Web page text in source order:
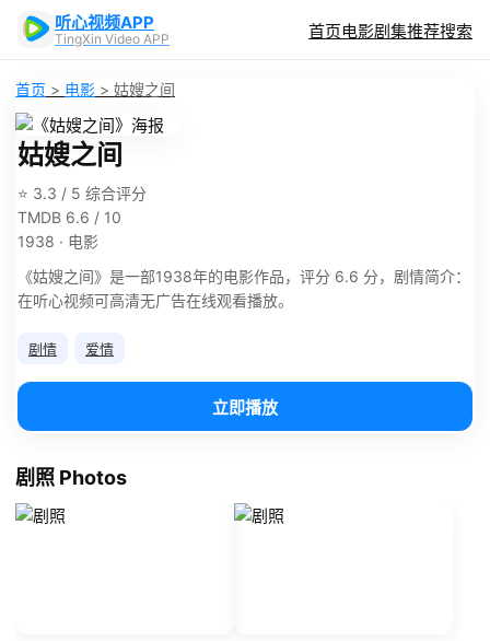
听心视频APP
TingXin Video APP 首页电影剧集推荐搜索
首页 > 电影 > 姑嫂之间
姑嫂之间
⭐ 3.3 / 5 综合评分
TMDB 6.6 / 10
1938 · 电影
《姑嫂之间》是一部1938年的电影作品，评分 6.6 分，剧情简介：
在听心视频可高清无广告在线观看播放。
剧情 爱情
立即播放
剧照 Photos